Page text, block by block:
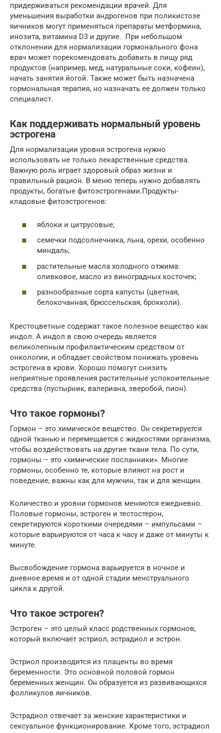
придерживаться рекомендации врачей. Для
уменьшения выработки андрогенов при поликистозе
яичников могут применяться препараты метформина,
инозита, витамина D3 и другие. При небольшом
отклонении для нормализации гормонального фона
врач может порекомендовать добавить в пищу ряд
продуктов (например, мед, натуральные соки, кофеин),
начать занятия йогой. Также может быть назначена
гормональная терапия, но назначать ее должен только
специалист.
Как поддерживать нормальный уровень
эстрогена
Для нормализации уровня эстрогена нужно
использовать не только лекарственные средства.
Важную роль играет здоровый образ жизни и
правильный рацион. В меню теперь нужно добавлять
продукты, богатые фитоэстрогенами.Продукты-
кладовые фитоэстрогенов:
яблоки и цитрусовые;
семечки подсолнечника, льна, орехи, особенно
миндаль;
растительные масла холодного отжима:
оливковое, масло из виноградных косточек;
разнообразные сорта капусты (цветная,
белокочанная, брюссельская, брокколи).
Крестоцветные содержат такое полезное вещество как
индол. А индол в свою очередь является
великолепным профилактическим средством от
онкологии, и обладает свойством понижать уровень
эстрогена в крови. Хорошо помогут снизить
неприятные проявления растительные успокоительные
средства (пустырник, валериана, зверобой, пион).
Что такое гормоны?
Гормон – это химическое вещество. Он секретируется
одной тканью и перемещается с жидкостями организма,
чтобы воздействовать на другие ткани тела. По сути,
гормоны – это «химические посланники». Многие
гормоны, особенно те, которые влияют на рост и
поведение, важны как для мужчин, так и для женщин.
Количество и уровни гормонов меняются ежедневно.
Половые гормоны, эстроген и тестостерон,
секретируются короткими очередями – импульсами –
которые варьируются от часа к часу и даже от минуты к
минуте.
Высвобождение гормона варьируется в ночное и
дневное время и от одной стадии менструального
цикла к другой.
Что такое эстроген?
Эстроген – это целый класс родственных гормонов,
который включает эстриол, эстрадиол и эстрон.
Эстриол производится из плаценты во время
беременности. Это основной половой гормон
беременных женщин. Он образуется из развивающихся
фолликулов яичников.
Эстрадиол отвечает за женские характеристики и
сексуальное функционирование. Кроме того, эстрадиол